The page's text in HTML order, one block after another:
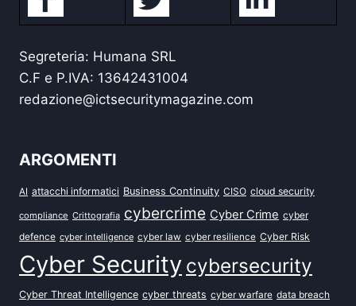
Segreteria: Humana SRL
C.F e P.IVA: 13642431004
redazione@ictsecuritymagazine.com
ARGOMENTI
AI attacchi informatici Business Continuity CISO cloud security
compliance Crittografia cybercrime Cyber Crime cyber
defence cyber intelligence cyber law cyber resilience Cyber Risk
Cyber Security cybersecurity
Cyber Threat Intelligence cyber threats cyber warfare data breach